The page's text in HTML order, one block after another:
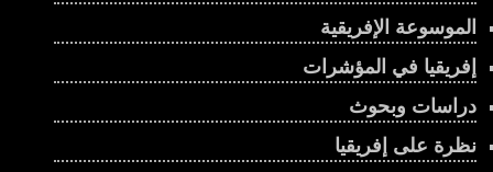
الموسوعة الإفريقية
إفريقيا في المؤشرات
دراسات وبحوث
نظرة على إفريقيا